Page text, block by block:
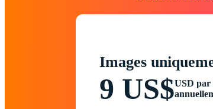
Images
9 US$USD par